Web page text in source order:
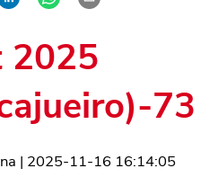
2025
73
| 2025-11-16 16:14:05